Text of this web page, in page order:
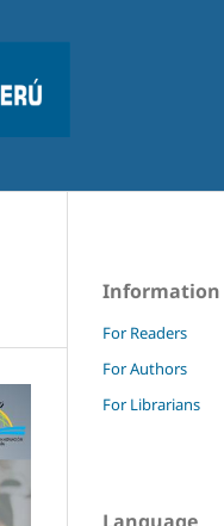
Information
For Readers
For Authors
For Librarians